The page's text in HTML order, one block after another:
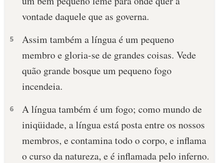
vontade daquele que as governa.
5
Assim também a língua é um pequeno
membro e gloria-se de grandes coisas. Vede
quão grande bosque um pequeno fogo
incendeia.
6
A língua também é um fogo; como mundo de
iniqüidade, a língua está posta entre os nossos
membros, e contamina todo o corpo, e inflama
o curso da natureza, e é inflamada pelo inferno.